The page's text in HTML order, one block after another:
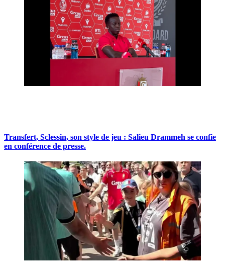
Transfert, Sclessin, son style de jeu : Salieu Drammeh se confie
en conférence de presse.